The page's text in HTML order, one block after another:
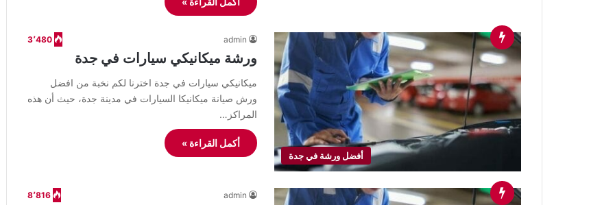
أفضل ورشة في جدة
admin 3٬480
ورشة ميكانيكي سيارات في جدة
ميكانيكي سيارات في جدة اخترنا لكم نخبة من افضل
ورش صيانة ميكانيكا السيارات في مدينة جدة، حيث أن هذه
المراكز…
أكمل القراءة »
admin 8٬816